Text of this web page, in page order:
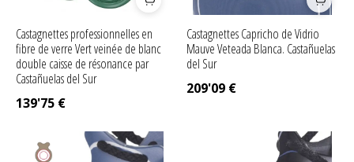
Castagnettes professionnelles en
fibre de verre Vert veinée de blanc
double caisse de résonance par
Castañuelas del Sur
139'75 €
Castagnettes Capricho de Vidrio
Mauve Veteada Blanca. Castañuelas
del Sur
209'09 €